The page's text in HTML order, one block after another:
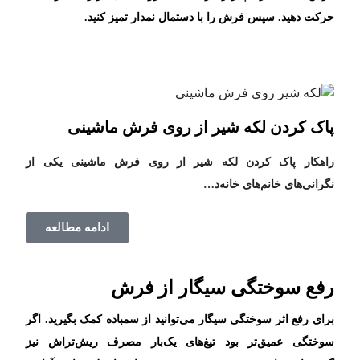
حرکت دهید. سپس فرش را با دستمال نمدار تمیز کنید.
پاک کردن لکه شیر از روی فرش ماشینی
راهکار پاک کردن لکه شیر از روی فرش ماشینی یکی از
نگرانی‌های خانم‌های خانه‌د…
ادامه مطالعه
رفع سوختگی سیگار از فرش
برای رفع اثر سوختگی سیگار می‌توانید از سمباده کمک بگیرید. اگر
سوختگی عمیق‌تر بود تیغ‌های یک‌بار مصرف ریش‌تراش نیز